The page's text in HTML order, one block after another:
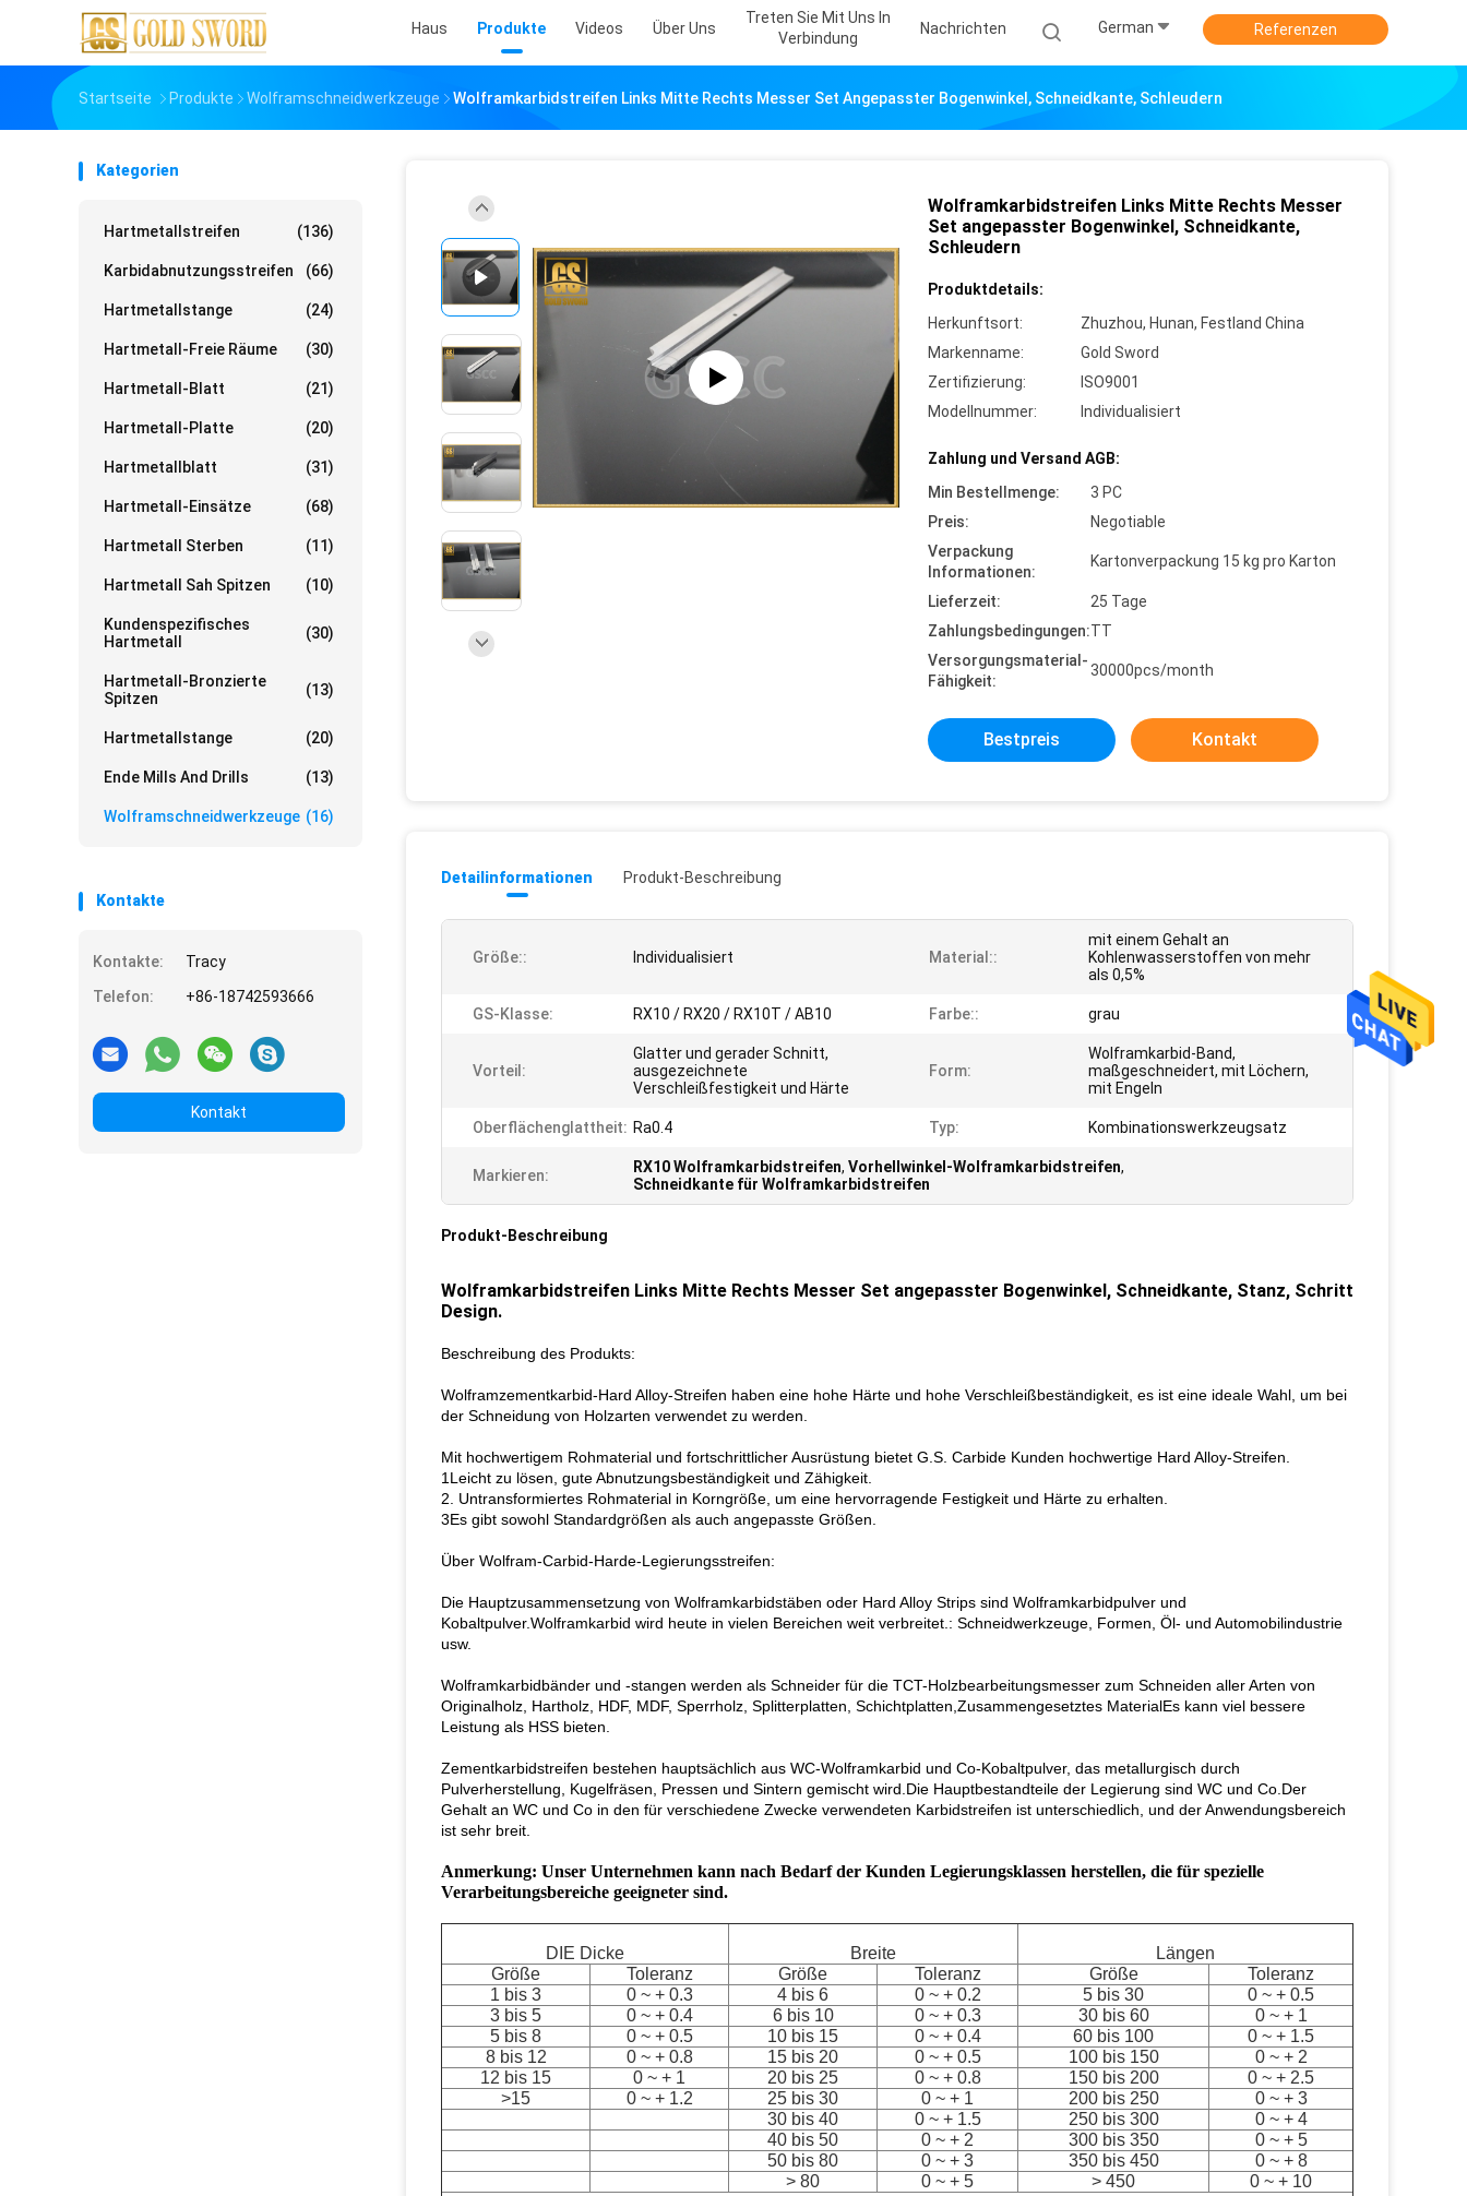
Haus Produkte Videos Über Uns
Treten Sie Mit Uns In
Verbindung
Nachrichten German Referenzen
Startseite Produkte Wolframschneidwerkzeuge Wolframkarbidstreifen Links Mitte Rechts Messer Set Angepasster Bogenwinkel, Schneidkante, Schleudern
Kategorien
Hartmetallstreifen (136)
Karbidabnutzungsstreifen (66)
Hartmetallstange (24)
Hartmetall-Freie Räume (30)
Hartmetall-Blatt (21)
Hartmetall-Platte (20)
Hartmetallblatt (31)
Hartmetall-Einsätze (68)
Hartmetall Sterben (11)
Hartmetall Sah Spitzen (10)
Kundenspezifisches
Hartmetall
(30)
Hartmetall-Bronzierte
Spitzen
(13)
Hartmetallstange (20)
Ende Mills And Drills (13)
Wolframschneidwerkzeuge (16)
Kontakte
Kontakte:
Tracy
Telefon:
+86-18742593666
Kontakt
Wolframkarbidstreifen Links Mitte Rechts Messer
Set angepasster Bogenwinkel, Schneidkante,
Schleudern
Produktdetails:
Herkunftsort:
Zhuzhou, Hunan, Festland China
Markenname:
Gold Sword
Zertifizierung:
ISO9001
Modellnummer:
Individualisiert
Zahlung und Versand AGB:
Min Bestellmenge:
3 PC
Preis:
Negotiable
Verpackung
Informationen:
Kartonverpackung 15 kg pro Karton
Lieferzeit:
25 Tage
Zahlungsbedingungen:TT
Versorgungsmaterial-
Fähigkeit:
30000pcs/month
Bestpreis Kontakt
Detailinformationen Produkt-Beschreibung
Größe:: Individualisiert Material::
mit einem Gehalt an
Kohlenwasserstoffen von mehr
als 0,5%
GS-Klasse: RX10 / RX20 / RX10T / AB10 Farbe:: grau
Vorteil:
Glatter und gerader Schnitt,
ausgezeichnete
Verschleißfestigkeit und Härte
Form:
Wolframkarbid-Band,
maßgeschneidert, mit Löchern,
mit Engeln
Oberflächenglattheit: Ra0.4 Typ: Kombinationswerkzeugsatz
Markieren: RX10 Wolframkarbidstreifen, Vorhellwinkel-Wolframkarbidstreifen,
Schneidkante für Wolframkarbidstreifen
Produkt-Beschreibung
Wolframkarbidstreifen Links Mitte Rechts Messer Set angepasster Bogenwinkel, Schneidkante, Stanz, Schritt
Design.
Beschreibung des Produkts:
Wolframzementkarbid-Hard Alloy-Streifen haben eine hohe Härte und hohe Verschleißbeständigkeit, es ist eine ideale Wahl, um bei
der Schneidung von Holzarten verwendet zu werden.
Mit hochwertigem Rohmaterial und fortschrittlicher Ausrüstung bietet G.S. Carbide Kunden hochwertige Hard Alloy-Streifen.
1Leicht zu lösen, gute Abnutzungsbeständigkeit und Zähigkeit.
2. Untransformiertes Rohmaterial in Korngröße, um eine hervorragende Festigkeit und Härte zu erhalten.
3Es gibt sowohl Standardgrößen als auch angepasste Größen.
Über Wolfram-Carbid-Harde-Legierungsstreifen:
Die Hauptzusammensetzung von Wolframkarbidstäben oder Hard Alloy Strips sind Wolframkarbidpulver und
Kobaltpulver.Wolframkarbid wird heute in vielen Bereichen weit verbreitet.: Schneidwerkzeuge, Formen, Öl- und Automobilindustrie
usw.
Wolframkarbidbänder und -stangen werden als Schneider für die TCT-Holzbearbeitungsmesser zum Schneiden aller Arten von
Originalholz, Hartholz, HDF, MDF, Sperrholz, Splitterplatten, Schichtplatten,Zusammengesetztes MaterialEs kann viel bessere
Leistung als HSS bieten.
Zementkarbidstreifen bestehen hauptsächlich aus WC-Wolframkarbid und Co-Kobaltpulver, das metallurgisch durch
Pulverherstellung, Kugelfräsen, Pressen und Sintern gemischt wird.Die Hauptbestandteile der Legierung sind WC und Co.Der
Gehalt an WC und Co in den für verschiedene Zwecke verwendeten Karbidstreifen ist unterschiedlich, und der Anwendungsbereich
ist sehr breit.
Anmerkung: Unser Unternehmen kann nach Bedarf der Kunden Legierungsklassen herstellen, die für spezielle
Verarbeitungsbereiche geeigneter sind.
DIE Dicke Breite
Längen
Größe
Toleranz Größe Toleranz Größe
Toleranz
1 bis 3
0 ~ + 0.3 4 bis 6 0 ~ + 0.2 5 bis 30
0 ~ + 0.5
3 bis 5
0 ~ + 0.4 6 bis 10 0 ~ + 0.3 30 bis 60
0 ~ + 1
5 bis 8
0 ~ + 0.5 10 bis 15 0 ~ + 0.4 60 bis 100
0 ~ + 1.5
8 bis 12
0 ~ + 0.8 15 bis 20 0 ~ + 0.5 100 bis 150
0 ~ + 2
12 bis 15
0 ~ + 1 20 bis 25 0 ~ + 0.8 150 bis 200
0 ~ + 2.5
>15
0 ~ + 1.2 25 bis 30 0 ~ + 1 200 bis 250
0 ~ + 3
30 bis 40
0 ~ + 1.5 250 bis 300
0 ~ + 4
40 bis 50
0 ~ + 2 300 bis 350
0 ~ + 5
50 bis 80
0 ~ + 3 350 bis 450
0 ~ + 8
> 80
0 ~ + 5 > 450 0 ~ + 10